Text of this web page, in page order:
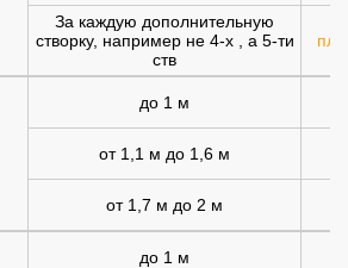
За каждую дополнительную
створку, например не 4-х , а 5-ти
ств
до 1 м
от 1,1 м до 1,6 м
от 1,7 м до 2 м
до 1 м